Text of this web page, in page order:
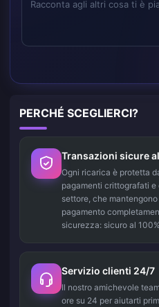
PERCHÉ SCEGLIERCI?
Transazioni sicure
Ogni ricarica è protetta
pagamenti crittografati
settore, che
pagamento
sicurezza: sicuro al
Servizio clienti 24/7
Il nostro amichevole
ore su 24 per aiutarti